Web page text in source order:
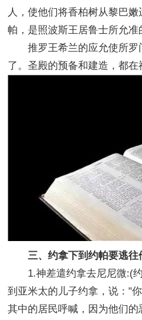
人，使他们将香柏树从黎巴
帕，是照波斯王居鲁士所允准
推罗王希兰的应允使所罗
了。圣殿的预备和建造，都在
三、约拿下到约帕要逃往
1.神差遣约拿去尼尼微:(约
到亚米太的儿子约拿，说："
其中的居民呼喊，因为他们的